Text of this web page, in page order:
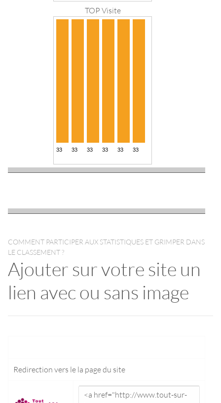
TOP Visite
COMMENT PARTICIPER AUX STATISTIQUES ET GRIMPER DANS
LE CLASSEMENT ?
Ajouter sur votre site un
lien avec ou sans image
Redirection vers le la page du site